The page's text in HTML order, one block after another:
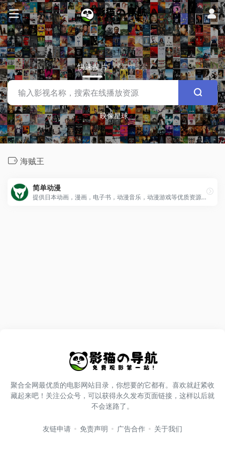
快速搜片 站内搜索
映像星球
海贼王
简单动漫
提供日本动画，漫画，电子书，动漫音乐，动漫游戏等优质资源的BT下载服务。
聚合全网最优质的电影网站目录，你想要的它都有。喜欢就赶紧收
藏起来吧！关注公众号，可以获得永久发布页面链接，这样以后就
不会迷路了。
友链申请 免责声明 广告合作 关于我们